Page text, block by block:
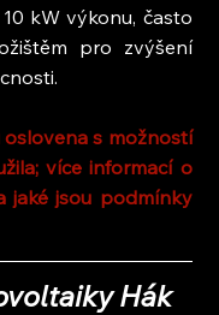
kW výkonu, často
pro zvýšení
oslovena s možností
více informací o
jaké jsou podmínky
Hák